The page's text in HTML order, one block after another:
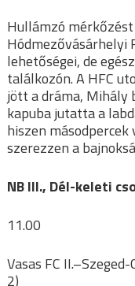
Hullámzó
Hódmezővásárhelyi
lehetőségei, de
találkozón. A HFC
jött a dráma, Mihály
kapuba jutatta a
hiszen
szerezzen a
NB III., Dél-keleti
11.00
Vasas FC
2)